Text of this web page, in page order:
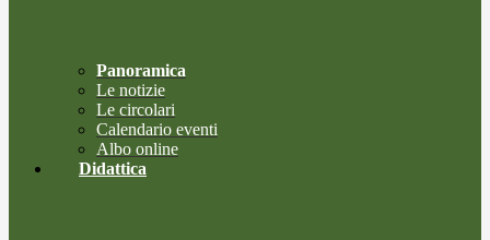
Panoramica
Le notizie
Le circolari
Calendario eventi
Albo online
Didattica